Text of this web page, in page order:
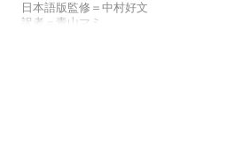
日本語版監修＝中村好文
訳者＝青山マミ